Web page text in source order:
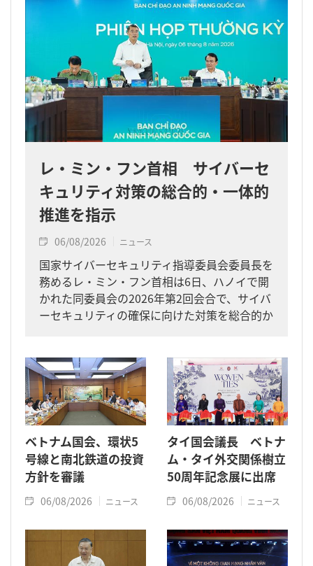
レ・ミン・フン首相 サイバーセ
キュリティ対策の総合的・一体的
推進を指示
06/08/2026 ニュース
国家サイバーセキュリティ指導委員会委員長を
務めるレ・ミン・フン首相は6日、ハノイで開
かれた同委員会の2026年第2回会合で、サイバ
ーセキュリティの確保に向けた対策を総合的か
ベトナム国会、環状5
号線と南北鉄道の投資
方針を審議
06/08/2026 ニュース
タイ国会議長 ベトナ
ム・タイ外交関係樹立
50周年記念展に出席
06/08/2026 ニュース